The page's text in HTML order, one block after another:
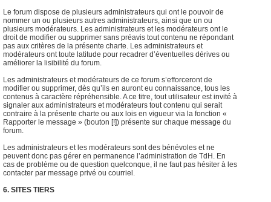
Le forum dispose de plusieurs administrateurs qui ont le pouvoir de
nommer un ou plusieurs autres administrateurs, ainsi que un ou
plusieurs modérateurs. Les administrateurs et les modérateurs ont le
droit de modifier ou supprimer sans préavis tout contenu ne répondant
pas aux critères de la présente charte. Les administrateurs et
modérateurs ont toute latitude pour recadrer d’éventuelles dérives ou
améliorer la lisibilité du forum.
Les administrateurs et modérateurs de ce forum s’efforceront de
modifier ou supprimer, dès qu’ils en auront eu connaissance, tous les
contenus à caractère répréhensible. A ce titre, tout utilisateur est invité à
signaler aux administrateurs et modérateurs tout contenu qui serait
contraire à la présente charte ou aux lois en vigueur via la fonction «
Rapporter le message » (bouton [!]) présente sur chaque message du
forum.
Les administrateurs et les modérateurs sont des bénévoles et ne
peuvent donc pas gérer en permanence l’administration de TdH. En
cas de problème ou de question quelconque, il ne faut pas hésiter à les
contacter par message privé ou courriel.
6. SITES TIERS